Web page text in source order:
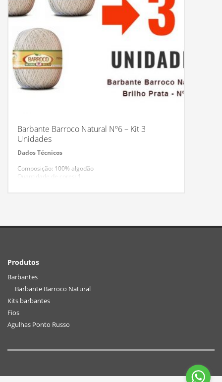
Barbante Barroco Natural Nº6 – Kit 3
Unidades
Dados Técnicos
Composição: 100% algodão
Quantidade de cores: 1
100% algodão e versões em brilho ouro e prata. Tem
Produtos
Barbantes
Barbante Barroco Natural
Kits barbantes
Fios
Agulhas Ponto Russo